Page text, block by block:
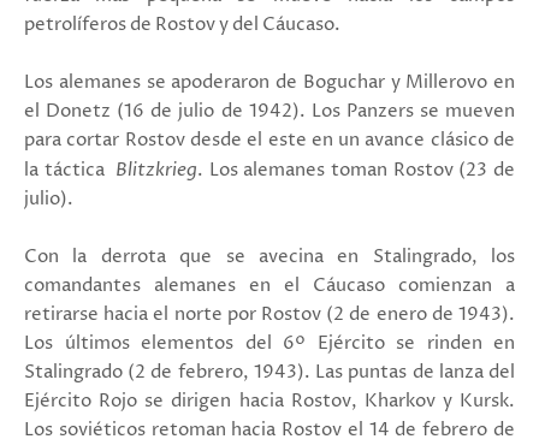
petrolíferos de Rostov y del Cáucaso.
Los alemanes se apoderaron de Boguchar y Millerovo en
el Donetz (16 de julio de 1942). Los Panzers se mueven
para cortar Rostov desde el este en un avance clásico de
la táctica Blitzkrieg. Los alemanes toman Rostov (23 de
julio).
Con la derrota que se avecina en Stalingrado, los
comandantes alemanes en el Cáucaso comienzan a
retirarse hacia el norte por Rostov (2 de enero de 1943).
Los últimos elementos del 6º Ejército se rinden en
Stalingrado (2 de febrero, 1943). Las puntas de lanza del
Ejército Rojo se dirigen hacia Rostov, Kharkov y Kursk.
Los soviéticos retoman hacia Rostov el 14 de febrero de